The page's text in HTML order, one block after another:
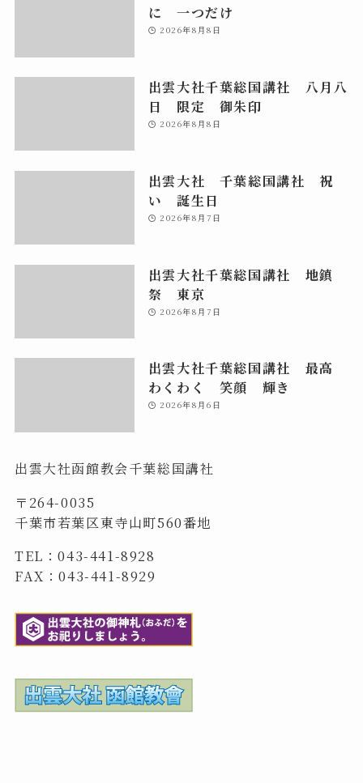
に 一つだけ
2026年8月8日
出雲大社千葉総国講社 八月八
日 限定 御朱印
2026年8月8日
出雲大社 千葉総国講社 祝
い 誕生日
2026年8月7日
出雲大社千葉総国講社 地鎮
祭 東京
2026年8月7日
出雲大社千葉総国講社 最高
わくわく 笑顔 輝き
2026年8月6日
出雲大社函館教会千葉総国講社
〒264-0035
千葉市若葉区東寺山町560番地
TEL：043-441-8928
FAX：043-441-8929